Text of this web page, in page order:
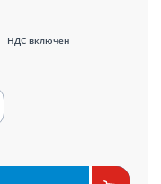
НДС включен